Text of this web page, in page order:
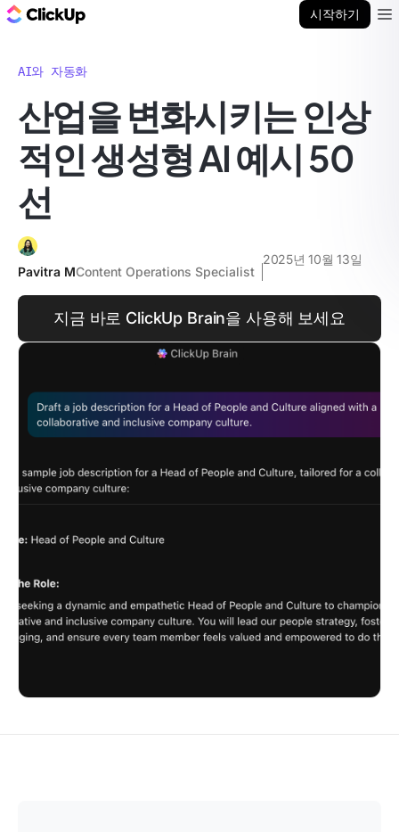
시작하기
AI와 자동화
산업을 변화시키는 인상
적인 생성형 AI 예시 50
선
Pavitra MContent Operations Specialist
2025년 10월 13일
지금 바로 ClickUp Brain을 사용해 보세요